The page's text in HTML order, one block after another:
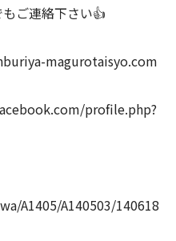
ご連絡下さい👍
magurotaisyo.com
profile.php?
A1405/A140503/140618